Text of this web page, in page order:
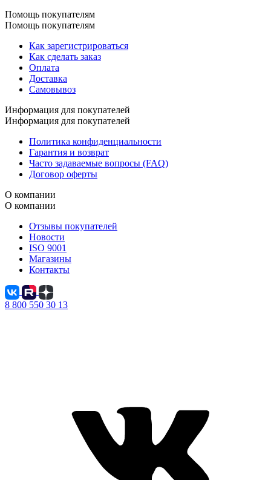
Помощь покупателям
Помощь покупателям
Как зарегистрироваться
Как сделать заказ
Оплата
Доставка
Самовывоз
Информация для покупателей
Информация для покупателей
Политика конфиденциальности
Гарантия и возврат
Часто задаваемые вопросы (FAQ)
Договор оферты
О компании
О компании
Отзывы покупателей
Новости
ISO 9001
Магазины
Контакты
8 800 550 30 13